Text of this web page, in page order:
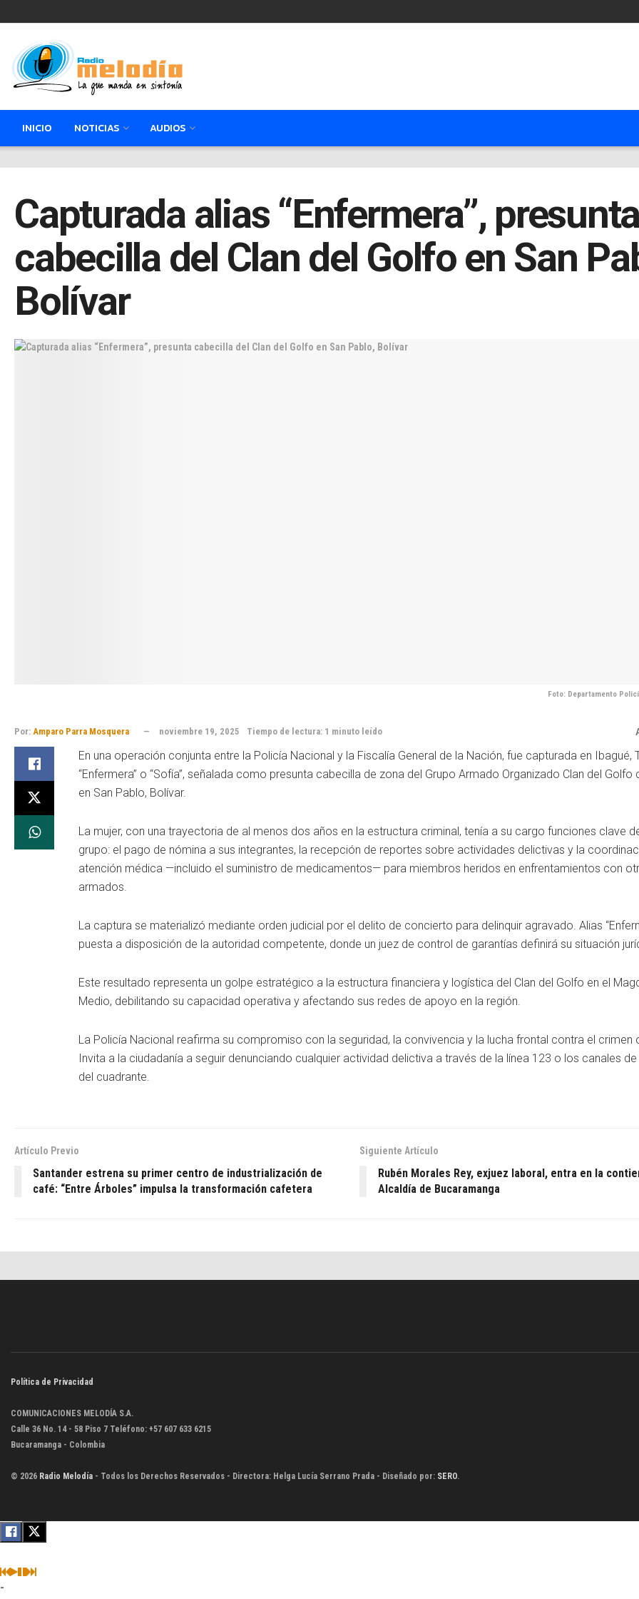
INICIO NOTICIAS AUDIOS
Capturada alias “Enfermera”, presunta
cabecilla del Clan del Golfo en San
Bolívar
Foto: Departamento
Por: Amparo Parra Mosquera noviembre 19, 2025 Tiempo de lectura: 1 minuto leído
En una operación conjunta entre la Policía Nacional y la Fiscalía General de la Nación, fue capturada en Ibagué,
“Enfermera” o “Sofía”, señalada como presunta cabecilla de zona del Grupo Armado Organizado Clan del Golfo
en San Pablo, Bolívar.
La mujer, con una trayectoria de al menos dos años en la estructura criminal, tenía a su cargo funciones clave
grupo: el pago de nómina a sus integrantes, la recepción de reportes sobre actividades delictivas y la
atención médica —incluido el suministro de medicamentos— para miembros heridos en enfrentamientos con
armados.
La captura se materializó mediante orden judicial por el delito de concierto para delinquir agravado. Alias
puesta a disposición de la autoridad competente, donde un juez de control de garantías definirá su situación
Este resultado representa un golpe estratégico a la estructura financiera y logística del Clan del Golfo en el
Medio, debilitando su capacidad operativa y afectando sus redes de apoyo en la región.
La Policía Nacional reafirma su compromiso con la seguridad, la convivencia y la lucha frontal contra el crimen
Invita a la ciudadanía a seguir denunciando cualquier actividad delictiva a través de la línea 123 o los canales
del cuadrante.
Artículo Previo
Santander estrena su primer centro de industrialización de
café: “Entre Árboles” impulsa la transformación cafetera
Siguiente Artículo
Rubén Morales Rey, exjuez laboral, entra en la
Alcaldía de Bucaramanga
Política de Privacidad
COMUNICACIONES MELODÍA S.A.
Calle 36 No. 14 - 58 Piso 7 Teléfono: +57 607 633 6215
Bucaramanga - Colombia
© 2026 Radio Melodía - Todos los Derechos Reservados - Directora: Helga Lucía Serrano Prada - Diseñado por: SERO.
-